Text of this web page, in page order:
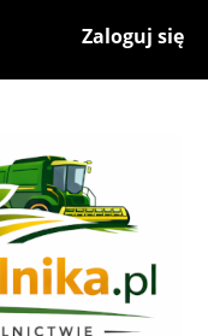
Zaloguj się